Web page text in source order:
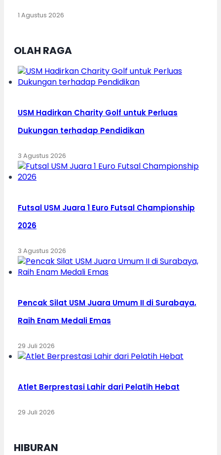
1 Agustus 2026
OLAH RAGA
USM Hadirkan Charity Golf untuk Perluas
Dukungan terhadap Pendidikan
3 Agustus 2026
Futsal USM Juara 1 Euro Futsal Championship
2026
3 Agustus 2026
Pencak Silat USM Juara Umum II di Surabaya,
Raih Enam Medali Emas
29 Juli 2026
Atlet Berprestasi Lahir dari Pelatih Hebat
29 Juli 2026
HIBURAN